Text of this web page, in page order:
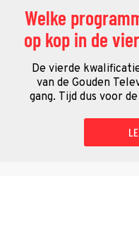
Welke
op kop in de
De vierde
van de Gouden
gang. Tijd dus voor